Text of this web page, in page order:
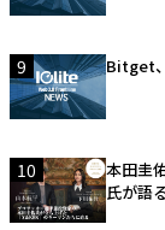
9 Bitget
10
本田圭
氏が語